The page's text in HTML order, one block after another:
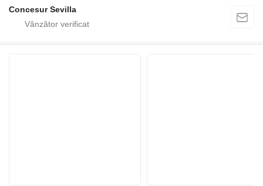
Concesur Sevilla